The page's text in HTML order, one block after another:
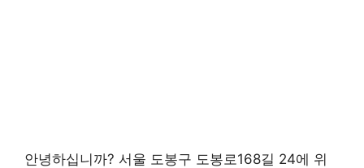
안녕하십니까? 서울 도봉구 도봉로168길 24에 위